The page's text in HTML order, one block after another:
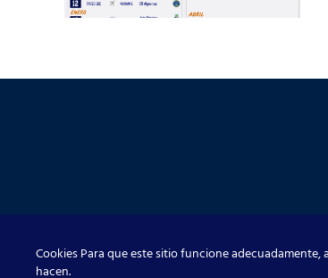
la temporada
Cookies Para que este sitio funcione
hacen.